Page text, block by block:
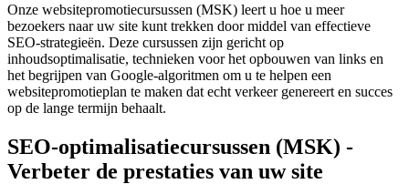
Onze websitepromotiecursussen (MSK) leert u hoe u meer
bezoekers naar uw site kunt trekken door middel van effectieve
SEO-strategieën. Deze cursussen zijn gericht op
inhoudsoptimalisatie, technieken voor het opbouwen van links en
het begrijpen van Google-algoritmen om u te helpen een
websitepromotieplan te maken dat echt verkeer genereert en succes
op de lange termijn behaalt.
SEO-optimalisatiecursussen (MSK) -
Verbeter de prestaties van uw site